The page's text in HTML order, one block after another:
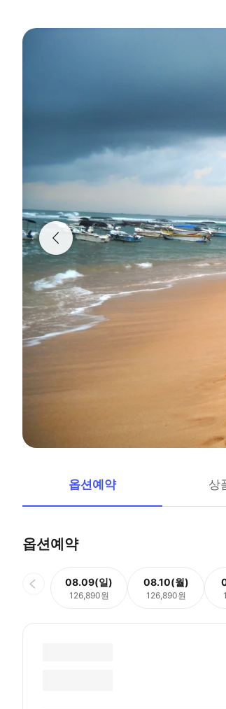
옵션예약 상
옵션예약
08.09(일)
126,890원
08.10(월)
126,890원